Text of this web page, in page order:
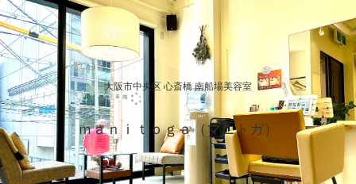
大阪市中央区 心斎橋 南船場美容室
ｍａｎｉｔｏｇａ（マニトガ）